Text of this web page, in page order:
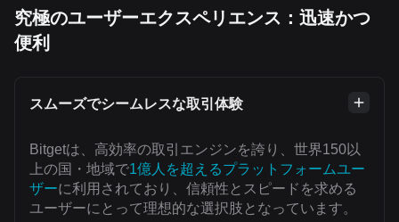
究極のユーザーエクスペリエンス：迅速かつ
便利
スムーズでシームレスな取引体験
Bitgetは、高効率の取引エンジンを誇り、世界150以
上の国・地域で1億人を超えるプラットフォームユー
ザーに利用されており、信頼性とスピードを求める
ユーザーにとって理想的な選択肢となっています。